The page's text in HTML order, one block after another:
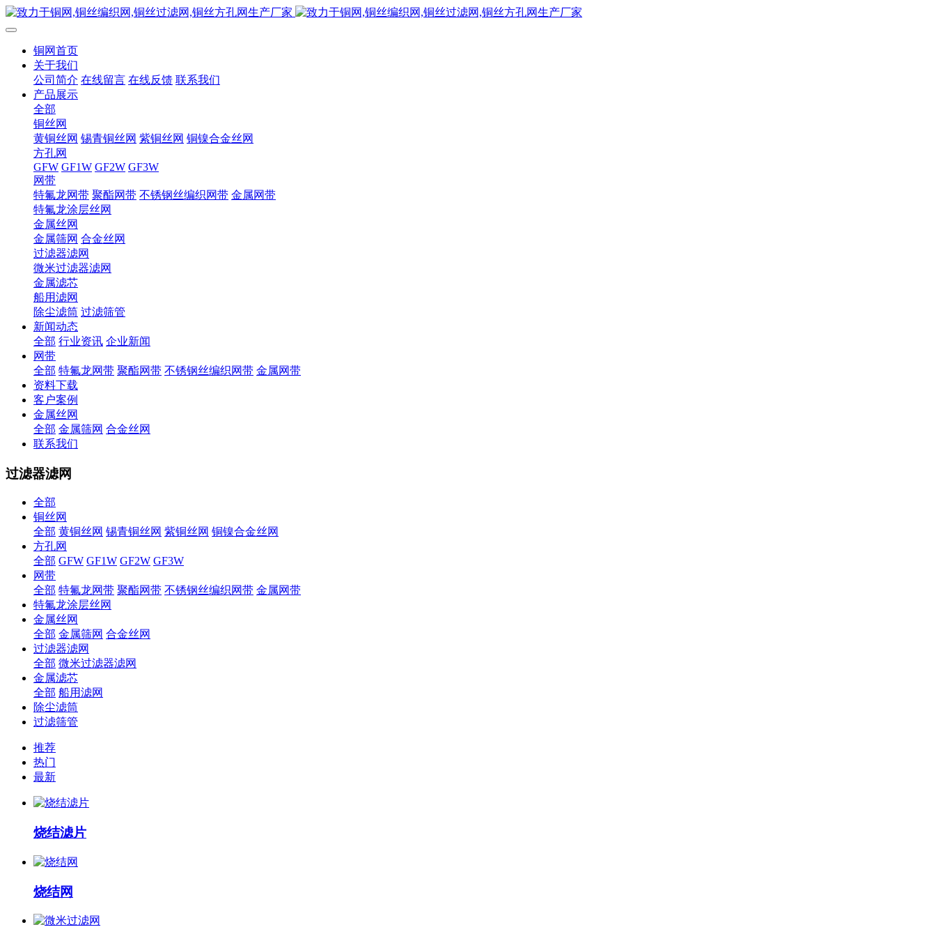
铜网首页
关于我们
公司简介 在线留言 在线反馈 联系我们
产品展示
全部
铜丝网
黄铜丝网 锡青铜丝网 紫铜丝网 铜镍合金丝网
方孔网
GFW GF1W GF2W GF3W
网带
特氟龙网带 聚酯网带 不锈钢丝编织网带 金属网带
特氟龙涂层丝网
金属丝网
金属筛网 合金丝网
过滤器滤网
微米过滤器滤网
金属滤芯
船用滤网
除尘滤筒 过滤筛管
新闻动态
全部 行业资讯 企业新闻
网带
全部 特氟龙网带 聚酯网带 不锈钢丝编织网带 金属网带
资料下载
客户案例
金属丝网
全部 金属筛网 合金丝网
联系我们
过滤器滤网
全部
铜丝网
全部 黄铜丝网 锡青铜丝网 紫铜丝网 铜镍合金丝网
方孔网
全部 GFW GF1W GF2W GF3W
网带
全部 特氟龙网带 聚酯网带 不锈钢丝编织网带 金属网带
特氟龙涂层丝网
金属丝网
全部 金属筛网 合金丝网
过滤器滤网
全部 微米过滤器滤网
金属滤芯
全部 船用滤网
除尘滤筒
过滤筛管
推荐
热门
最新
烧结滤片
烧结网